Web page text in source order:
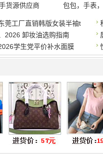
货源供应商
包包，手表
莞工厂直销韩版女装半袖t
2026 卸妆油选购指南
学生党平价补水面膜